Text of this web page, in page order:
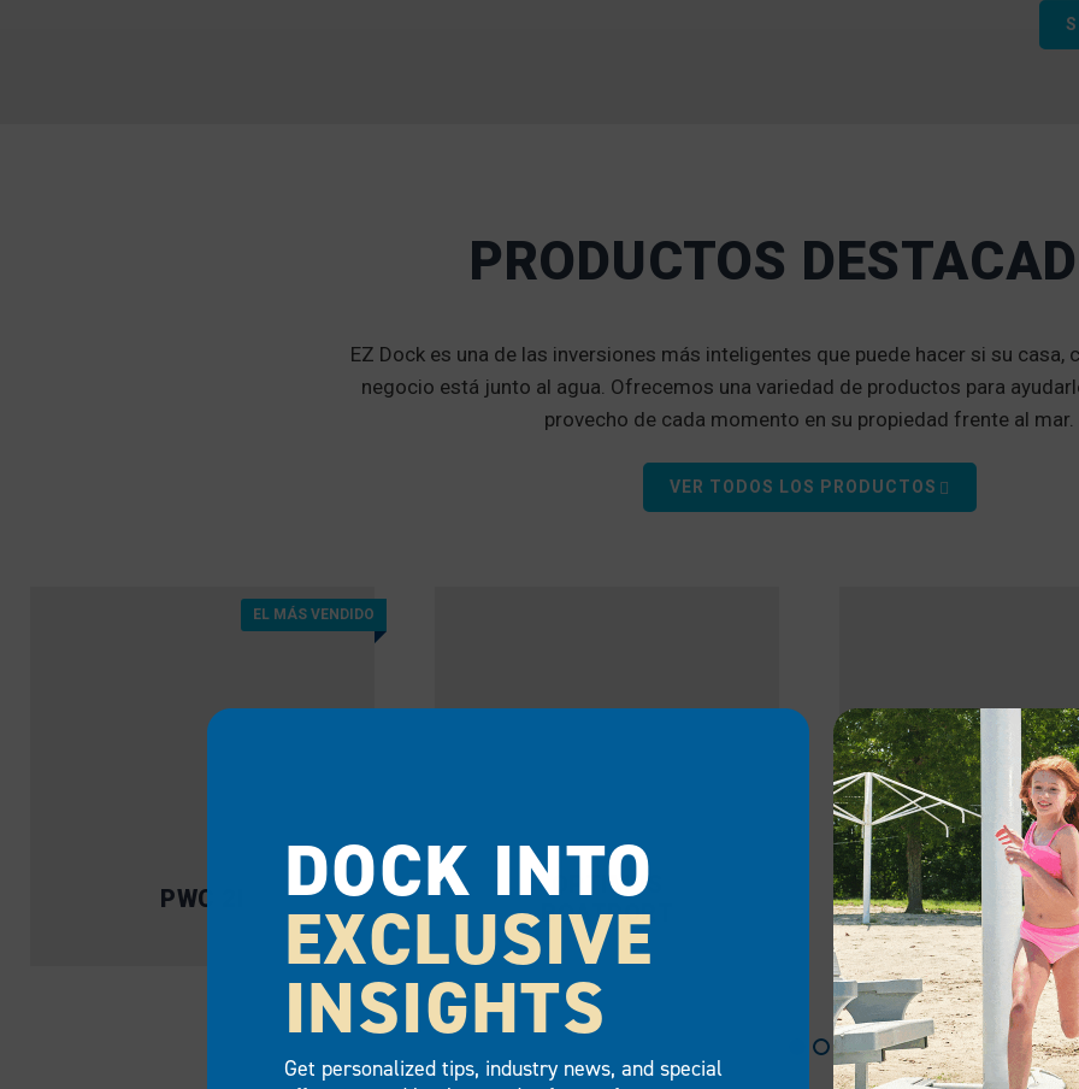
PRODUCTOS
EZ Dock es una de las inversiones más inteligentes que puede hacer si su casa,
negocio está junto al agua. Ofrecemos una variedad de productos para
provecho de cada momento en su propiedad frente al mar.
VER TODOS LOS PRODUCTOS
EL MÁS VENDIDO
PWC 2I
OPTIMUS
BOATPORT
SOMBRA
DOCK INTO
EXCLUSIVE
INSIGHTS
Get personalized tips, industry news, and special